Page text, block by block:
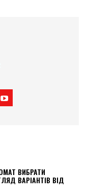
ВИБРАТИ
ВАРІАНТІВ ВІД